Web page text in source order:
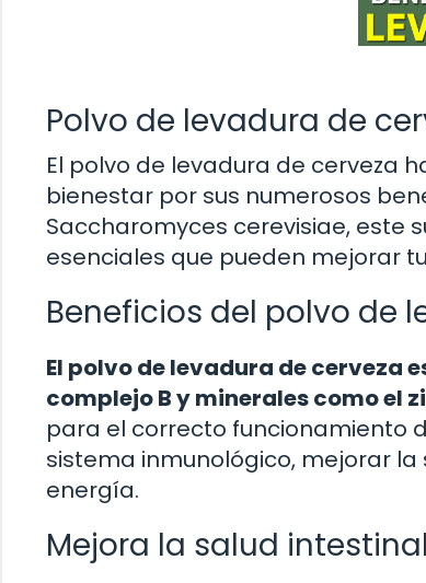
Polvo de levadura de
El polvo de levadura de cerveza
bienestar por sus numerosos
Saccharomyces cerevisiae, este
esenciales que pueden mejorar
Beneficios del polvo de
El polvo de levadura de cerveza
complejo B y minerales como el
para el correcto funcionamiento
sistema inmunológico, mejorar
energía.
Mejora la salud intestinal